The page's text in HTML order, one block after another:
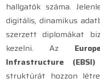
hallgatók száma.
digitális, dinamikus
szerzett diplomákat
kezelni. Az
Infrastructure
struktúrát hozzon